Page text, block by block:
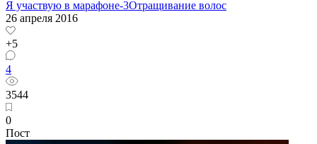
Я участвую в марафоне-3Отращивание волос
26 апреля 2016
+5
4
3544
0
Пост